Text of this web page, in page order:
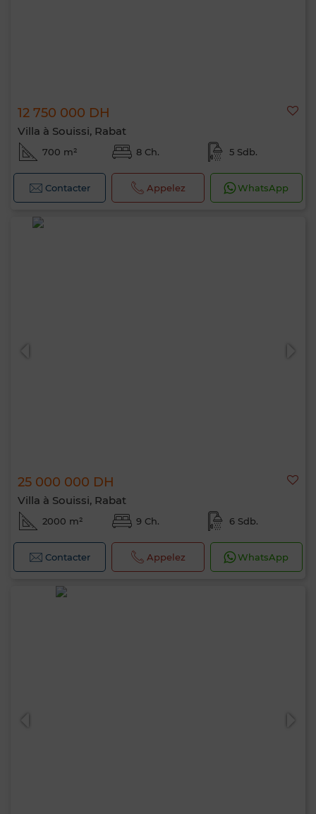
12 750 000 DH
Villa à Souissi, Rabat
700 m² 8 Ch. 5 Sdb.
Contacter Appelez WhatsApp
25 000 000 DH
Villa à Souissi, Rabat
2000 m² 9 Ch. 6 Sdb.
Contacter Appelez WhatsApp